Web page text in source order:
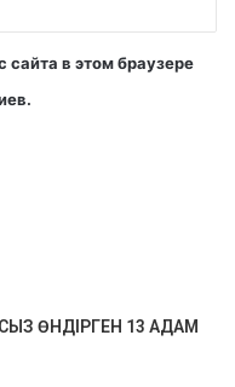
в этом браузере
ӨНДІРГЕН 13 АДАМ